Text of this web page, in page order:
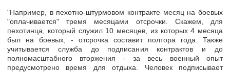
"Например, в пехотно-штурмовом контракте месяц на боевых
"оплачивается" тремя месяцами отсрочки. Скажем, для
пехотинца, который служил 10 месяцев, из которых 4 месяца
был на боевых, - отсрочка составит полтора года. Также
учитывается служба до подписания контрактов и до
полномасштабного вторжения - за весь военный опыт
предусмотрено время для отдыха. Человек подписывает